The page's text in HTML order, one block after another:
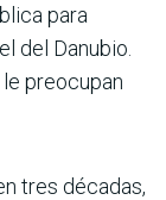
para
del Danubio.
preocupan
tres décadas,